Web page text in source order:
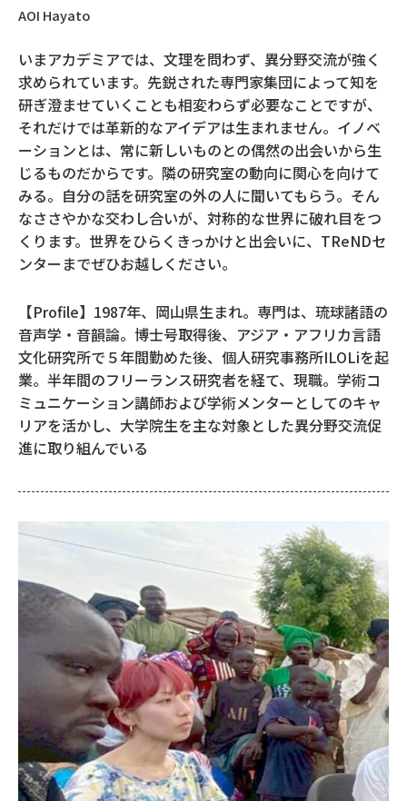
AOI Hayato
いまアカデミアでは、文理を問わず、異分野交流が強く
求められています。先鋭された専門家集団によって知を
研ぎ澄ませていくことも相変わらず必要なことですが、
それだけでは革新的なアイデアは生まれません。イノベ
ーションとは、常に新しいものとの偶然の出会いから生
じるものだからです。隣の研究室の動向に関心を向けて
みる。自分の話を研究室の外の人に聞いてもらう。そん
なささやかな交わし合いが、対称的な世界に破れ目をつ
くります。世界をひらくきっかけと出会いに、TReNDセ
ンターまでぜひお越しください。
【Profile】1987年、岡山県生まれ。専門は、琉球諸語の
音声学・音韻論。博士号取得後、アジア・アフリカ言語
文化研究所で５年間勤めた後、個人研究事務所ILOLiを起
業。半年間のフリーランス研究者を経て、現職。学術コ
ミュニケーション講師および学術メンターとしてのキャ
リアを活かし、大学院生を主な対象とした異分野交流促
進に取り組んでいる